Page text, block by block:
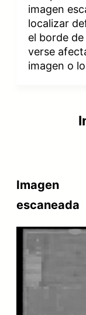
imagen
localizar
el borde
verse
imagen o
Imagen
escaneada